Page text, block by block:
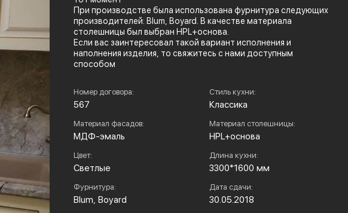
При производстве была использована фурнитура следующих
производителей: Blum, Boyard. В качестве материала
столешницы был выбран HPL+основа.
Если вас заинтересовал такой вариант исполнения и
наполнения изделия, то свяжитесь с нами доступным
способом
Номер договора:
567
Стиль кухни:
Классика
Материал фасадов:
МДФ-эмаль
Материал столешницы:
HPL+основа
Цвет:
Светлые
Длина кухни:
3300*1600 мм
Фурнитура:
Blum, Boyard
Дата сдачи:
30.05.2018